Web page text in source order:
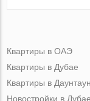
Квартиры в ОАЭ
Квартиры в Дубае
Квартиры в
Новостройки в Дубае